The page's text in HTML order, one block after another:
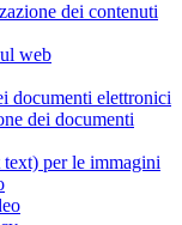
dei contenuti
web
documenti elettronici
dei documenti
per le immagini